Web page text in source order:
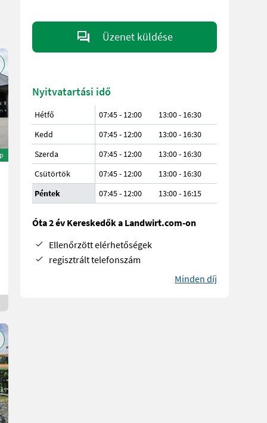
Üzenet küldése
Nyitvatartási idő
Hétfő 07:45 - 12:00
13:00 - 16:30
Kedd
07:45 - 12:00
13:00 - 16:30
Szerda
07:45 - 12:00
13:00 - 16:30
Csütörtök
07:45 - 12:00
13:00 - 16:30
Péntek
07:45 - 12:00 13:00 - 16:15
Óta 2 év Kereskedők a Landwirt.com-on
Ellenőrzött elérhetőségek
regisztrált telefonszám
Minden díj